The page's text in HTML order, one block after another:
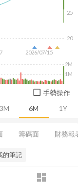
dashboard
3M 6M 1Y
2026/07/15
20
25
1M
2M
手勢操作
籌碼面 財務報
的筆記